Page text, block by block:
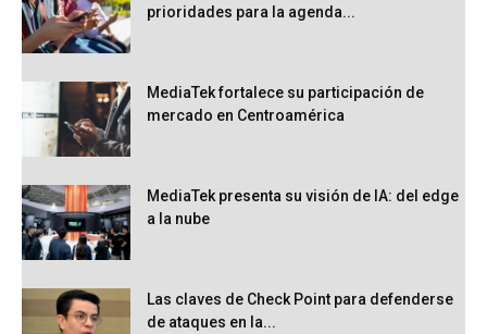
prioridades para la agenda...
MediaTek fortalece su participación de
mercado en Centroamérica
MediaTek presenta su visión de IA: del edge
a la nube
Las claves de Check Point para defenderse
de ataques en la...